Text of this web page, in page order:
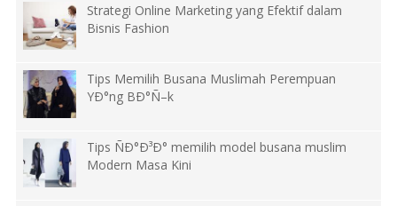
Strategi Online Marketing yang Efektif dalam
Bisnis Fashion
Tips Memilih Busana Muslimah Perempuan
YÐ°ng BÐ°Ñ–k
Tips ÑÐ°Ð³Ð° memilih model busana muslim
Modern Masa Kini